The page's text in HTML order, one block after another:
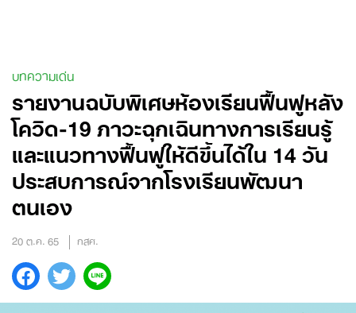
บทความเด่น
รายงานฉบับพิเศษห้องเรียนฟื้นฟูหลัง
โควิด-19 ภาวะฉุกเฉินทางการเรียนรู้
และแนวทางฟื้นฟูให้ดีขึ้นได้ใน 14 วัน
ประสบการณ์จากโรงเรียนพัฒนา
ตนเอง
20 ต.ค. 65 กสศ.